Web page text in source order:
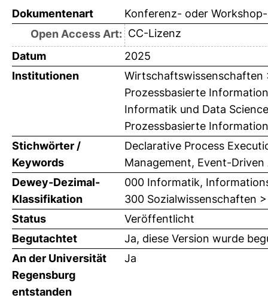
Dokumentenart
Konferenz- oder
Open Access Art: CC-Lizenz
Datum
2025
Institutionen
Prozessbasierte
Informatik und Data
Prozessbasierte
Stichwörter /
Keywords
Declarative Process
Management, Event-
Dewey-Dezimal-
Klassifikation
000 Informatik,
300 Sozialwissenschaften
Status
Veröffentlicht
Begutachtet
Ja, diese Version wurde
An der Universität
Regensburg
entstanden
Ja